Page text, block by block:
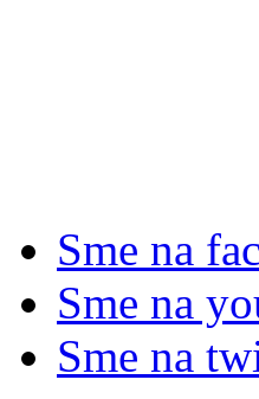
Sme na
Sme na
Sme na